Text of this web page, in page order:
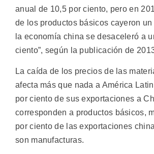
anual de 10,5 por ciento, pero en
de los productos básicos cayeron
la economía china se desaceleró a
ciento”, según la publicación de
La caída de los precios de las
afecta más que nada a América
por ciento de sus exportaciones a
corresponden a productos básicos,
por ciento de las exportaciones
son manufacturas.